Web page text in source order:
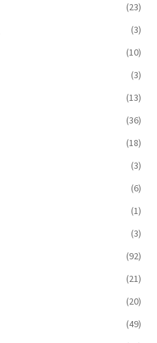
(23)
(3)
(10)
(3)
(13)
(36)
(18)
(3)
(6)
(1)
(3)
(92)
(21)
(20)
(49)